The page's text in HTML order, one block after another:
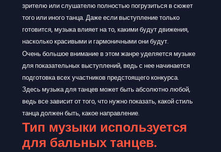
зрителю или слушателю полностью погрузиться в сюжет
того или иного танца. Даже если выступление только
готовится, музыка влияет на то, какими будут движения,
насколько красивыми и гармоничными они будут.
Очень большое внимание в этом жанре уделяется музыке
для показательных выступлений, ведь с нее начинается
подготовка всех участников предстоящего конкурса.
Здесь музыка для танцев может быть абсолютно любой,
ведь все зависит от того, что нужно показать, какой стиль
танца должен быть, какое направление.
Тип музыки используется
для бальных танцев.